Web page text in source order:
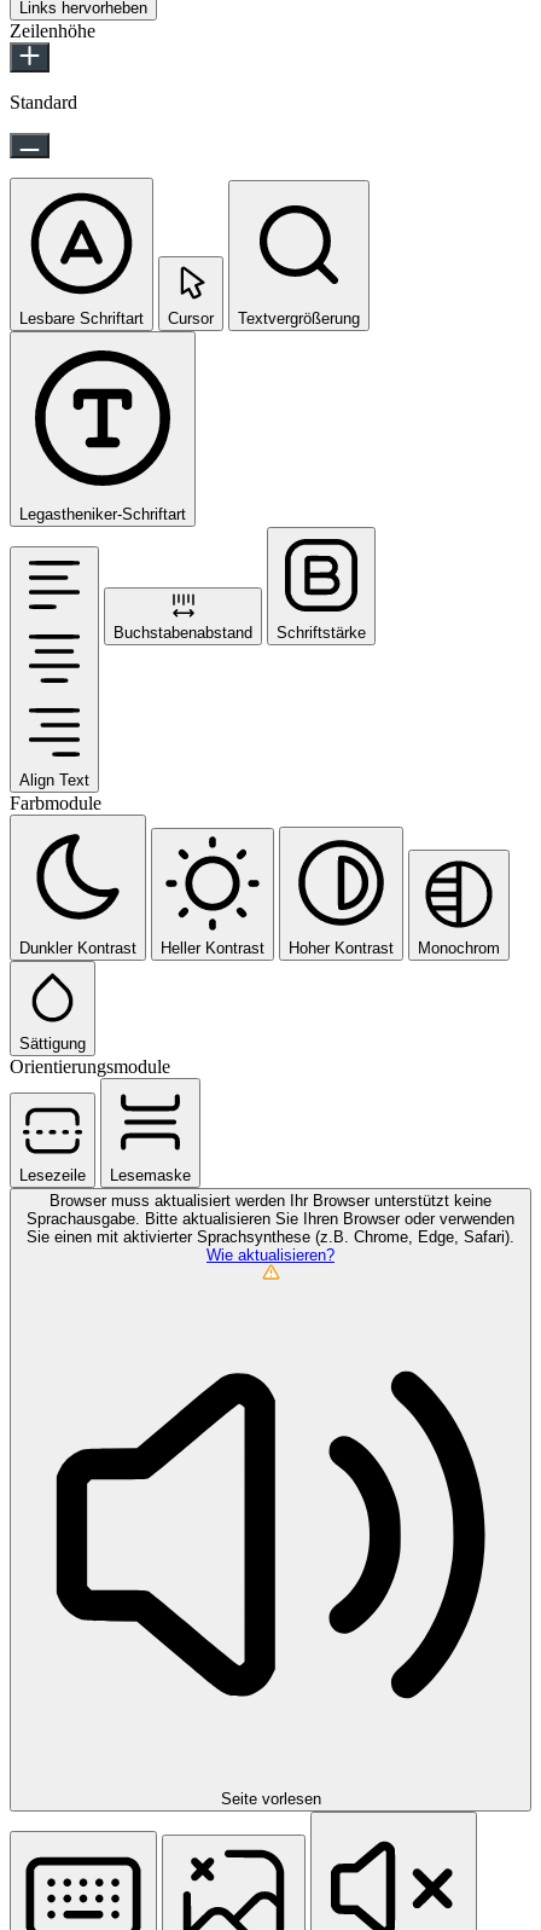
Links hervorheben
Zeilenhöhe
Standard
Lesbare Schriftart Cursor Textvergrößerung
Legastheniker-Schriftart
Align Text
Buchstabenabstand Schriftstärke
Farbmodule
Dunkler Kontrast Heller Kontrast Hoher Kontrast Monochrom
Sättigung
Orientierungsmodule
Lesezeile
Lesemaske
Browser muss aktualisiert werden
Ihr Browser unterstützt keine
Sprachausgabe. Bitte aktualisieren Sie Ihren Browser oder verwenden
Sie einen mit aktivierter Sprachsynthese (z.B. Chrome, Edge, Safari).
Wie aktualisieren?
Seite vorlesen